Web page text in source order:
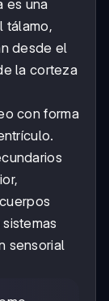
es una
tálamo,
desde el
la corteza
con forma
sensorial